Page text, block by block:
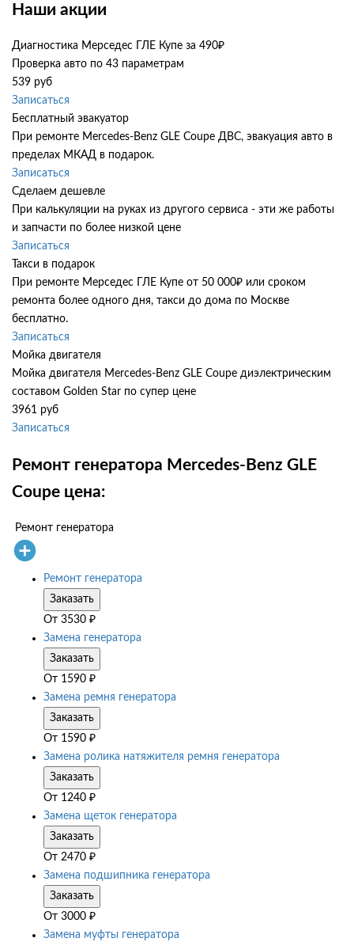
Наши акции
Диагностика Мерседес ГЛЕ Купе за 490₽
Проверка авто по 43 параметрам
539 руб
Записаться
Бесплатный эвакуатор
При ремонте Mercedes-Benz GLE Coupe ДВС, эвакуация авто в
пределах МКАД в подарок.
Записаться
Сделаем дешевле
При калькуляции на руках из другого сервиса - эти же работы
и запчасти по более низкой цене
Записаться
Такси в подарок
При ремонте Мерседес ГЛЕ Купе от 50 000₽ или сроком
ремонта более одного дня, такси до дома по Москве
бесплатно.
Записаться
Мойка двигателя
Мойка двигателя Mercedes-Benz GLE Coupe диэлектрическим
составом Golden Star по супер цене
3961 руб
Записаться
Ремонт генератора Mercedes-Benz GLE
Coupe цена:
Ремонт генератора
Ремонт генератора
Заказать
От 3530 ₽
Замена генератора
Заказать
От 1590 ₽
Замена ремня генератора
Заказать
От 1590 ₽
Замена ролика натяжителя ремня генератора
Заказать
От 1240 ₽
Замена щеток генератора
Заказать
От 2470 ₽
Замена подшипника генератора
Заказать
От 3000 ₽
Замена муфты генератора